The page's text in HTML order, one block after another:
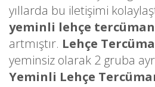
yıllarda bu iletişimi
yeminli lehçe
artmıştır. Lehçe
yeminsiz olarak 2 gruba
Yeminli Lehçe